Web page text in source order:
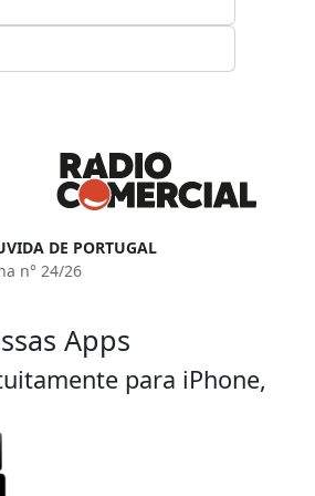
DE PORTUGAL
n° 24/26
Apps
para iPhone,